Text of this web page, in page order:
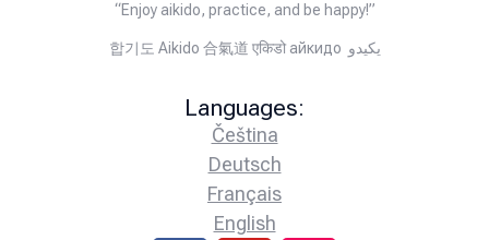
“Enjoy aikido, practice, and be happy!”
합기도 Aikido 合氣道 एकिडो айкидо يكيدو
Languages:
Čeština
Deutsch
Français
English